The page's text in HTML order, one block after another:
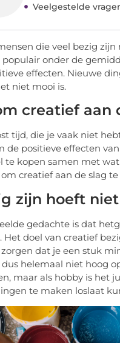
Veelgestelde
die veel bezig
onder de
effecten. Nieuwe
niet mooi is.
creatief aan
tijd, die je vaak niet
de positieve effecten
te kopen samen met
creatief aan de slag te
zijn hoeft
gedachte is dat
Het doel van creatief
dat je een stuk
helemaal niet hoog
maar als hobby is het
te maken loslaat